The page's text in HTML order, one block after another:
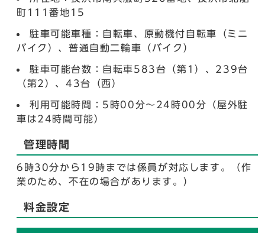
町111番地15
駐車可能車種：自転車、原動機付自転車（ミニ
バイク）、普通自動二輪車（バイク）
駐車可能台数：自転車583台（第1）、239台
（第2）、43台（西）
利用可能時間：5時00分～24時00分（屋外駐
車は24時間可能）
管理時間
6時30分から19時までは係員が対応します。（作
業のため、不在の場合があります。）
料金設定